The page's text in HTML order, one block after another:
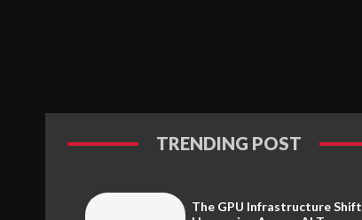
TRENDING POST
The GPU Infrastructure Shift